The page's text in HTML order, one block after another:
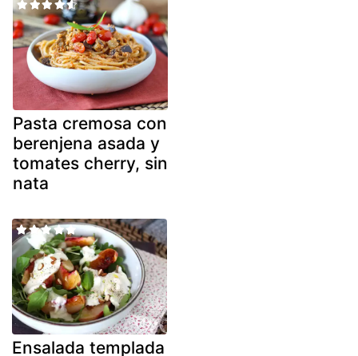
Pasta cremosa con
berenjena asada y
tomates cherry, sin
nata
Ensalada templada